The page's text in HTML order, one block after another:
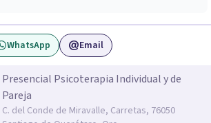
WhatsApp Email
Presencial Psicoterapia Individual y de
Pareja
C. del Conde de Miravalle, Carretas, 76050